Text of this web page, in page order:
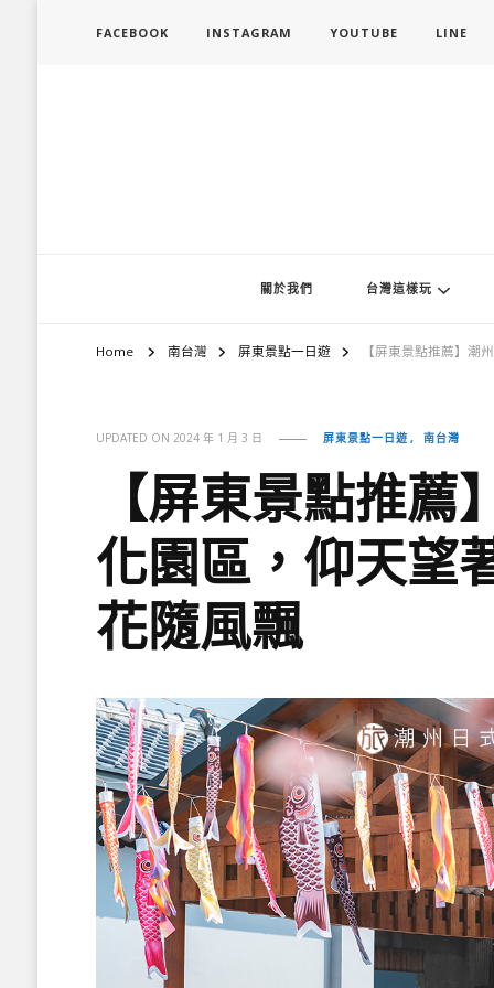
FACEBOOK INSTAGRAM YOUTUBE LINE
關於我們 台灣這樣玩
Home 南台灣 屏東景點一日遊 【屏東景點推薦】潮
UPDATED ON 2024 年 1 月 3 日 屏東景點一日遊 南台灣
【屏東景點推
化園區，仰天望
花隨風飄